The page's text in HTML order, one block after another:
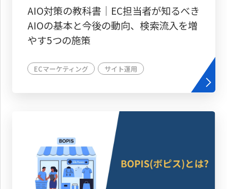
AIO対策の教科書│EC担当者が知るべき
AIOの基本と今後の動向、検索流入を増
やす5つの施策
ECマーケティング サイト運用